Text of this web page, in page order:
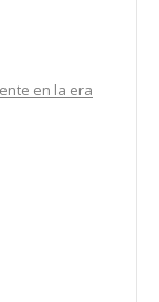
en la era